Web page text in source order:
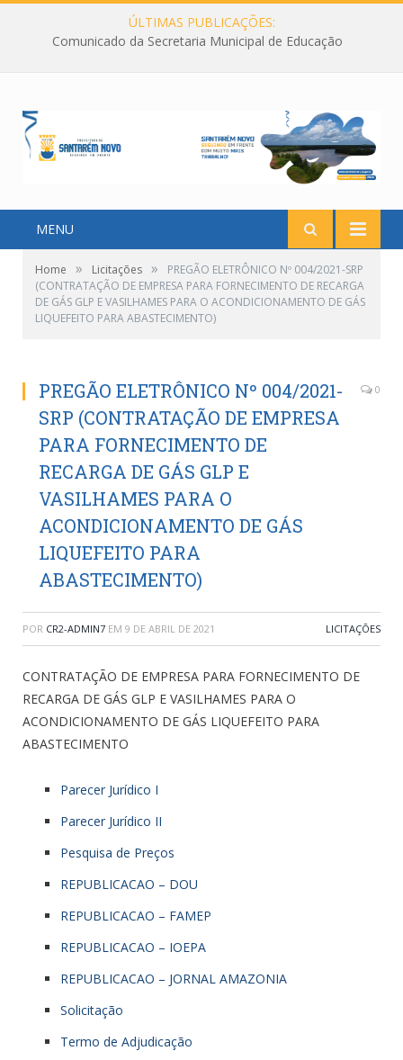
ÚLTIMAS PUBLICAÇÕES:
Comunicado da Secretaria Municipal de Educação
MENU
Home » Licitações »
PREGÃO ELETRÔNICO Nº 004/2021-SRP
(CONTRATAÇÃO DE EMPRESA PARA FORNECIMENTO DE RECARGA
DE GÁS GLP E VASILHAMES PARA O ACONDICIONAMENTO DE GÁS
LIQUEFEITO PARA ABASTECIMENTO)
PREGÃO ELETRÔNICO Nº 004/2021-
SRP (CONTRATAÇÃO DE EMPRESA
PARA FORNECIMENTO DE
RECARGA DE GÁS GLP E
VASILHAMES PARA O
ACONDICIONAMENTO DE GÁS
LIQUEFEITO PARA
ABASTECIMENTO)
0
POR CR2-ADMIN7 EM 9 DE ABRIL DE 2021 LICITAÇÕES
CONTRATAÇÃO DE EMPRESA PARA FORNECIMENTO DE
RECARGA DE GÁS GLP E VASILHAMES PARA O
ACONDICIONAMENTO DE GÁS LIQUEFEITO PARA
ABASTECIMENTO
Parecer Jurídico I
Parecer Jurídico II
Pesquisa de Preços
REPUBLICACAO – DOU
REPUBLICACAO – FAMEP
REPUBLICACAO – IOEPA
REPUBLICACAO – JORNAL AMAZONIA
Solicitação
Termo de Adjudicação